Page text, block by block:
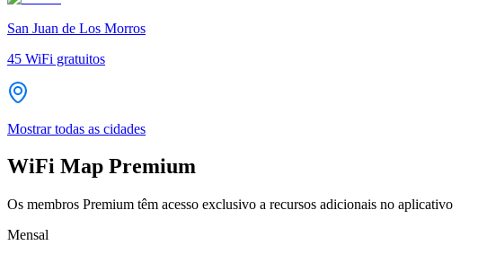
San Juan de Los Morros
45 WiFi gratuitos
Mostrar todas as cidades
WiFi Map Premium
Os membros Premium têm acesso exclusivo a recursos adicionais no aplicativo
Mensal